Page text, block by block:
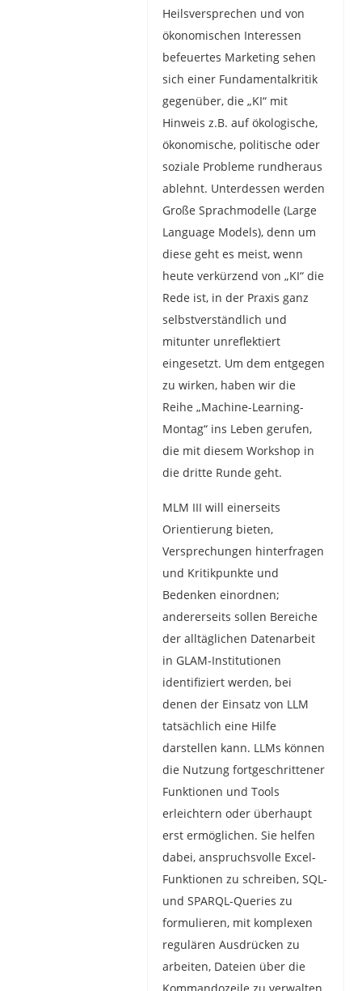
Heilsversprechen und von
ökonomischen Interessen
befeuertes Marketing sehen
sich einer Fundamentalkritik
gegenüber, die „KI“ mit
Hinweis z.B. auf ökologische,
ökonomische, politische oder
soziale Probleme rundheraus
ablehnt. Unterdessen werden
Große Sprachmodelle (Large
Language Models), denn um
diese geht es meist, wenn
heute verkürzend von „KI“ die
Rede ist, in der Praxis ganz
selbstverständlich und
mitunter unreflektiert
eingesetzt. Um dem entgegen
zu wirken, haben wir die
Reihe „Machine-Learning-
Montag“ ins Leben gerufen,
die mit diesem Workshop in
die dritte Runde geht.
MLM III will einerseits
Orientierung bieten,
Versprechungen hinterfragen
und Kritikpunkte und
Bedenken einordnen;
andererseits sollen Bereiche
der alltäglichen Datenarbeit
in GLAM-Institutionen
identifiziert werden, bei
denen der Einsatz von LLM
tatsächlich eine Hilfe
darstellen kann. LLMs können
die Nutzung fortgeschrittener
Funktionen und Tools
erleichtern oder überhaupt
erst ermöglichen. Sie helfen
dabei, anspruchsvolle Excel-
Funktionen zu schreiben, SQL-
und SPARQL-Queries zu
formulieren, mit komplexen
regulären Ausdrücken zu
arbeiten, Dateien über die